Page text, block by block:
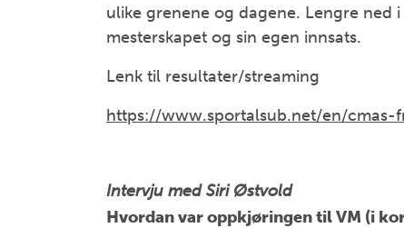
ulike grenene og dagene. Lengre ned
mesterskapet og sin egen innsats.
Lenk til resultater/streaming
https://www.sportalsub.net/en/
Intervju med Siri Østvold
Hvordan var oppkjøringen til VM (i